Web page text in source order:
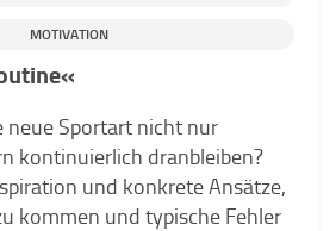
MOTIVATION
neue Sportart nicht nur
kontinuierlich dranbleiben?
und konkrete Ansätze,
kommen und typische Fehler